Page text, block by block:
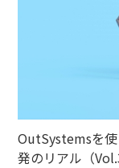
OutSystemsを
発のリアル（